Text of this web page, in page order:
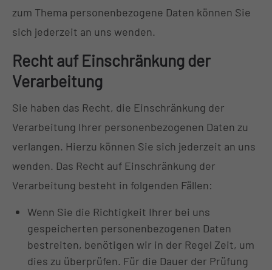
zum Thema personenbezogene Daten können Sie
sich jederzeit an uns wenden.
Recht auf Einschränkung der
Verarbeitung
Sie haben das Recht, die Einschränkung der
Verarbeitung Ihrer personenbezogenen Daten zu
verlangen. Hierzu können Sie sich jederzeit an uns
wenden. Das Recht auf Einschränkung der
Verarbeitung besteht in folgenden Fällen:
Wenn Sie die Richtigkeit Ihrer bei uns
gespeicherten personenbezogenen Daten
bestreiten, benötigen wir in der Regel Zeit, um
dies zu überprüfen. Für die Dauer der Prüfung